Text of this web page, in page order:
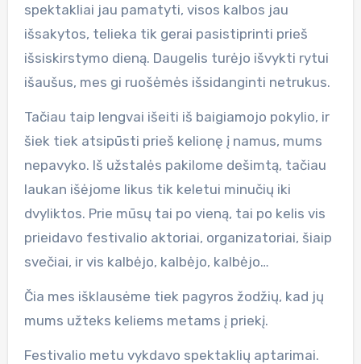
spektakliai jau pamatyti, visos kalbos jau
išsakytos, telieka tik gerai pasistiprinti prieš
išsiskirstymo dieną. Daugelis turėjo išvykti rytui
išaušus, mes gi ruošėmės išsidanginti netrukus.
Tačiau taip lengvai išeiti iš baigiamojo pokylio, ir
šiek tiek atsipūsti prieš kelionę į namus, mums
nepavyko. Iš užstalės pakilome dešimtą, tačiau
laukan išėjome likus tik keletui minučių iki
dvyliktos. Prie mūsų tai po vieną, tai po kelis vis
prieidavo festivalio aktoriai, organizatoriai, šiaip
svečiai, ir vis kalbėjo, kalbėjo, kalbėjo…
Čia mes išklausėme tiek pagyros žodžių, kad jų
mums užteks keliems metams į priekį.
Festivalio metu vykdavo spektaklių aptarimai.